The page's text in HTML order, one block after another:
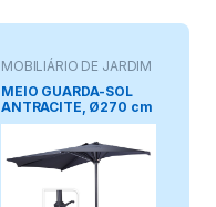
MOBILIÁRIO DE JARDIM
MEIO GUARDA-SOL
ANTRACITE, Ø270 cm